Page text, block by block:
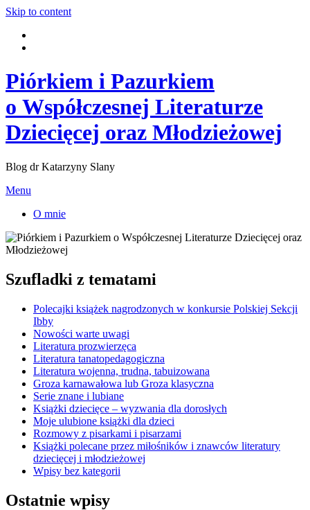
Skip to content
Piórkiem i Pazurkiem
o Współczesnej Literaturze
Dziecięcej oraz Młodzieżowej
Blog dr Katarzyny Slany
Menu
O mnie
Szufladki z tematami
Polecajki książek nagrodzonych w konkursie Polskiej Sekcji
Ibby
Nowości warte uwagi
Literatura prozwierzęca
Literatura tanatopedagogiczna
Literatura wojenna, trudna, tabuizowana
Groza karnawałowa lub Groza klasyczna
Serie znane i lubiane
Książki dziecięce – wyzwania dla dorosłych
Moje ulubione książki dla dzieci
Rozmowy z pisarkami i pisarzami
Książki polecane przez miłośników i znawców literatury
dziecięcej i młodzieżowej
Wpisy bez kategorii
Ostatnie wpisy